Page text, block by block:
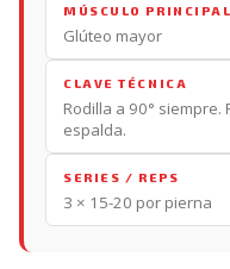
MÚSCULO PRINCIPAL
Glúteo mayor
CLAVE TÉCNICA
Rodilla a 90°
espalda.
SERIES / REPS
3 × 15-20 por pierna